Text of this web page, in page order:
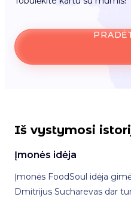
Iš vystymosi
Įmonės idėja
Įmonės FoodSoul idėja
Dmitrijus Sucharevas dar